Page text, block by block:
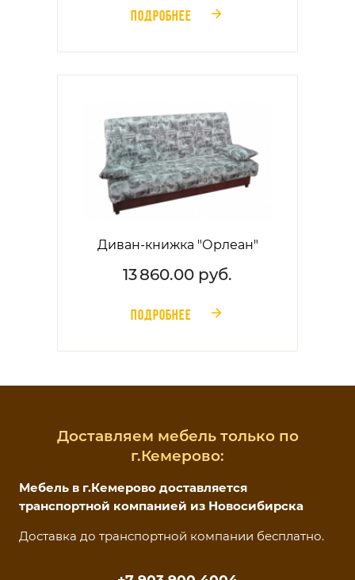
ПОДРОБНЕЕ 󰁔
Диван-книжка "Орлеан"
13 860.00 руб.
ПОДРОБНЕЕ 󰁔
Доставляем мебель только по
г.Кемерово:
Мебель в г.Кемерово доставляется
транспортной компанией из Новосибирска
Доставка до транспортной компании бесплатно.